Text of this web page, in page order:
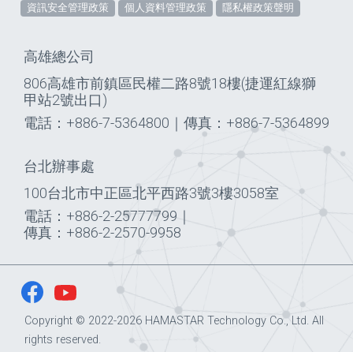
資訊安全管理政策 個人資料管理政策 隱私權政策聲明
高雄總公司
806高雄市前鎮區民權二路8號18樓(捷運紅線獅
甲站2號出口)
電話：+886-7-5364800 ｜ 傳真：+886-7-5364899
台北辦事處
100台北市中正區北平西路3號3樓3058室
電話：+886-2-25777799 ｜
傳真：+886-2-2570-9958
Copyright © 2022-2026 HAMASTAR Technology Co., Ltd. All
rights reserved.